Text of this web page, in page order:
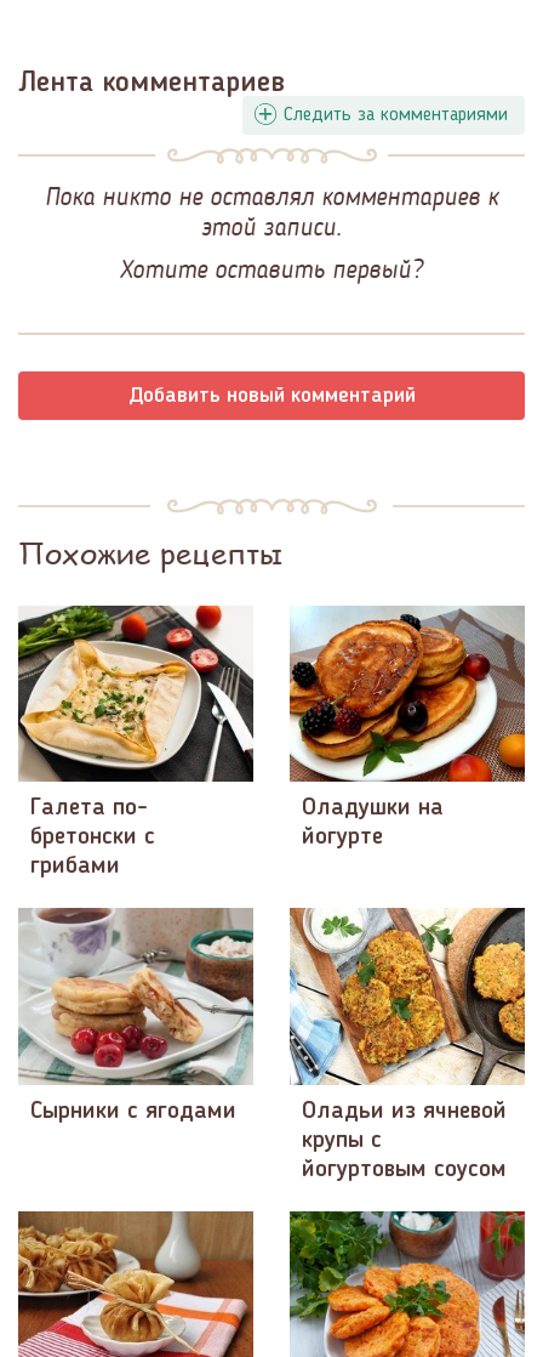
Лента комментариев
Следить за комментариями
Пока никто не оставлял комментариев к
этой записи.
Хотите оставить первый?
Добавить новый комментарий
Похожие рецепты
Галета по-
бретонски с
грибами
Оладушки на
йогурте
Сырники с ягодами
Оладьи из ячневой
крупы с
йогуртовым соусом